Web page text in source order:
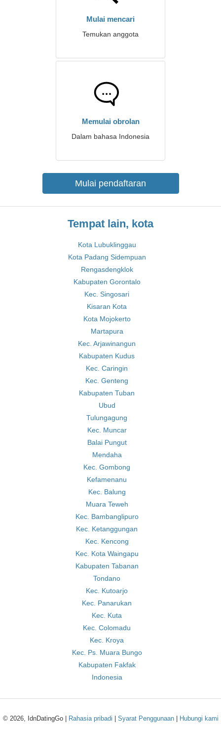
Mulai mencari
Temukan anggota
Memulai obrolan
Dalam bahasa Indonesia
Mulai pendaftaran
Tempat lain, kota
Kota Lubuklinggau
Kota Padang Sidempuan
Rengasdengklok
Kabupaten Gorontalo
Kec. Singosari
Kisaran Kota
Kota Mojokerto
Martapura
Kec. Arjawinangun
Kabupaten Kudus
Kec. Caringin
Kec. Genteng
Kabupaten Tuban
Ubud
Tulungagung
Kec. Muncar
Balai Pungut
Mendaha
Kec. Gombong
Kefamenanu
Kec. Balung
Muara Teweh
Kec. Bambanglipuro
Kec. Ketanggungan
Kec. Kencong
Kec. Kota Waingapu
Kabupaten Tabanan
Tondano
Kec. Kutoarjo
Kec. Panarukan
Kec. Kuta
Kec. Colomadu
Kec. Kroya
Kec. Ps. Muara Bungo
Kabupaten Fakfak
Indonesia
© 2026, IdnDatingGo | Rahasia pribadi Syarat Penggunaan| Hubungi kami